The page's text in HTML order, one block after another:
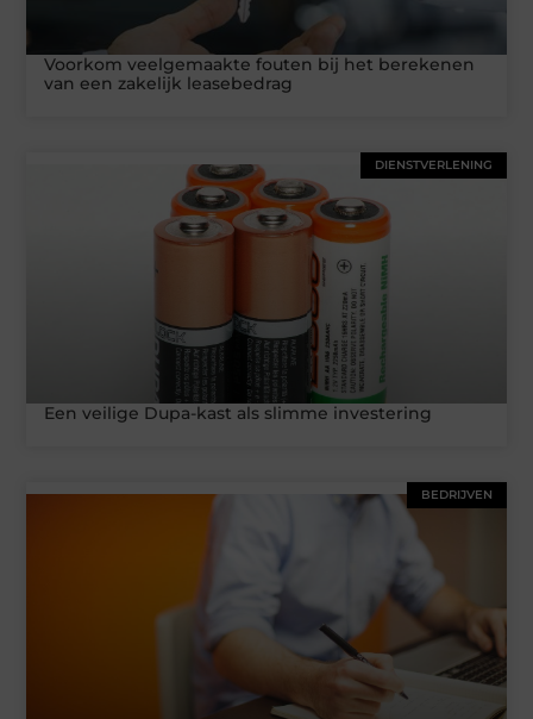
Voorkom veelgemaakte fouten bij het berekenen
van een zakelijk leasebedrag
DIENSTVERLENING
Een veilige Dupa-kast als slimme investering
BEDRIJVEN